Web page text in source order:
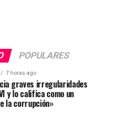
POPULARES
7 horas ago
graves irregularidades
y lo califica como un
la corrupción»